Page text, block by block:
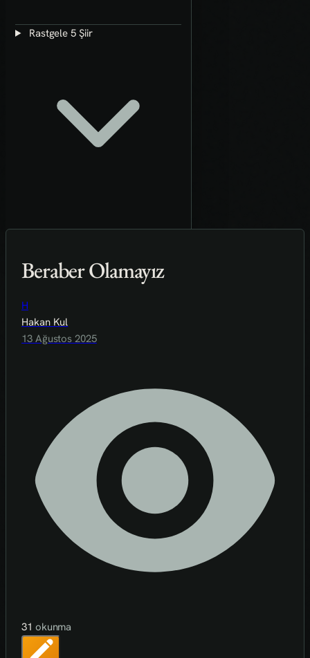
Rastgele 5 Şiir
Beraber Olamayız
H
Hakan Kul
13 Ağustos 2025
31 okunma